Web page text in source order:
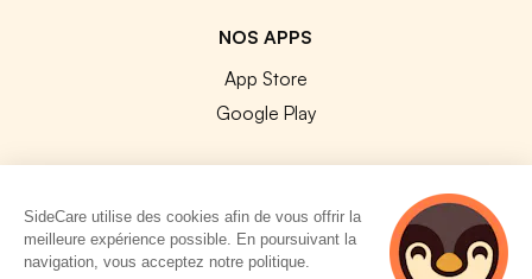
NOS APPS
App Store
Google Play
© 2026 SideCare. Tous droits réservés.
SideCare utilise des cookies afin de vous offrir la
meilleure expérience possible. En poursuivant la
navigation, vous acceptez notre politique.